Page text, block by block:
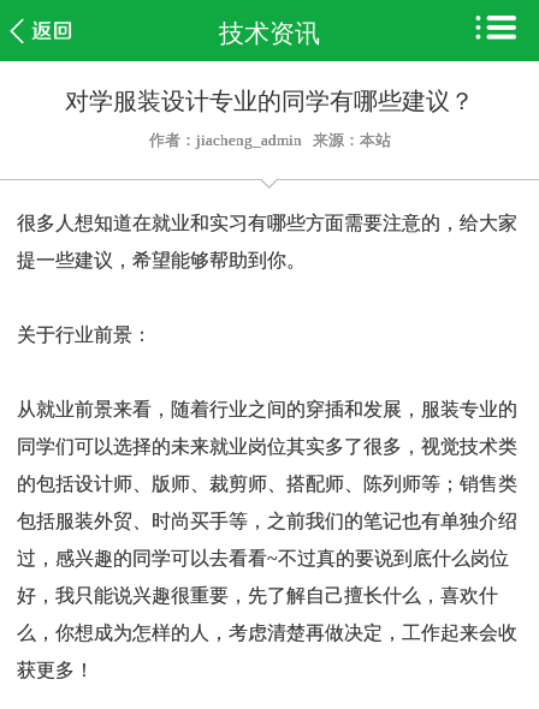
技术资讯
对学服装设计专业的同学有哪些建议？
作者：jiacheng_admin 来源：本站
很多人想知道在就业和实习有哪些方面需要注意的，给大家
提一些建议，希望能够帮助到你。
关于行业前景：
从就业前景来看，随着行业之间的穿插和发展，服装专业的
同学们可以选择的未来就业岗位其实多了很多，视觉技术类
的包括设计师、版师、裁剪师、搭配师、陈列师等；销售类
包括服装外贸、时尚买手等，之前我们的笔记也有单独介绍
过，感兴趣的同学可以去看看~不过真的要说到底什么岗位
好，我只能说兴趣很重要，先了解自己擅长什么，喜欢什
么，你想成为怎样的人，考虑清楚再做决定，工作起来会收
获更多！
网站首页
学习成果
招生就业
联系我们